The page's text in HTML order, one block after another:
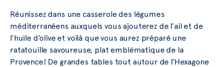
Réunissez dans une casserole des légumes
méditerranéens auxquels vous ajouterez de l’ail et de
l’huile d’olive et voilà que vous aurez préparé une
ratatouille savoureuse, plat emblématique de la
Provence! De grandes tables tout autour de l’Hexagone